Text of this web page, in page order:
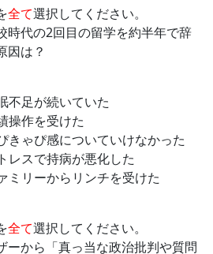
全て選択してください。
時代の2回目の留学を約半年で辞
因は？
不足が続いていた
操作を受けた
きゃぴ感についていけなかった
レスで持病が悪化した
ミリーからリンチを受けた
全て選択してください。
ーから「真っ当な政治批判や質問